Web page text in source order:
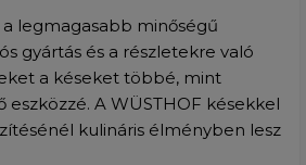
a legmagasabb minőségű
gyártás és a részletekre való
a késeket többé, mint
eszközzé. A WÜSTHOF késekkel
kulináris élményben lesz